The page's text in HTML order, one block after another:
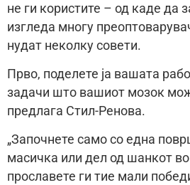
не ги користите – од каде да
изгледа многу
нудат неколку совети.
Прво, поделете ја вашата
задачи што вашиот мозок
предлага Стил-Ренова.
„Започнете само со една
масичка или дел од шанкот
прославете ги тие мали